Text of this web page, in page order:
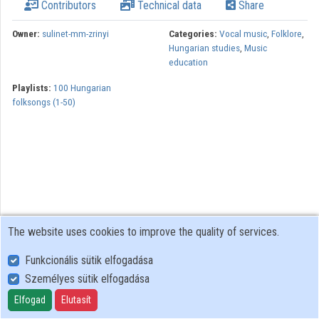
Contributors Technical data Share
Owner: sulinet-mm-zrinyi Categories: Vocal music, Folklore,
Hungarian studies, Music
education
Playlists: 100 Hungarian
folksongs (1-50)
User Policy
Adatkezelési tájékoztató (en)
Cookie Policy
The website uses cookies to improve the quality of services.
Funkcionális sütik elfogadása
Személyes sütik elfogadása
Elfogad Elutasít